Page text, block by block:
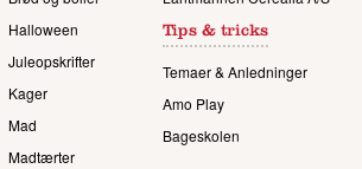
Halloween
Juleopskrifter
Kager
Mad
Madtærter
Tips & tricks
Temaer & Anledninger
Amo Play
Bageskolen